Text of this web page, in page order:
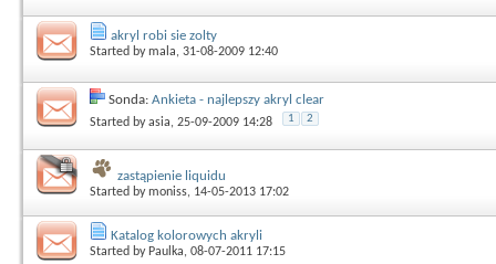
akryl robi sie zolty
Started bymala, 31-08-2009 12:40
Sonda: Ankieta - najlepszy akryl clear
Started byasia, 25-09-2009 14:28 1 2
zastąpienie liquidu
Started bymoniss, 14-05-2013 17:02
Katalog kolorowych akryli
Started by Paulka, 08-07-2011 17:15